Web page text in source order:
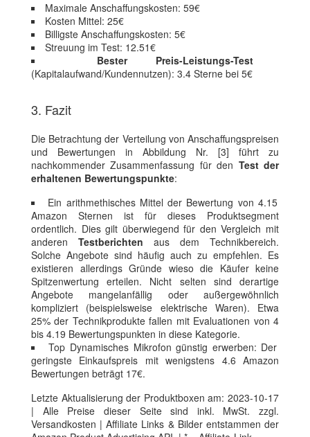
Maximale Anschaffungskosten: 59€
Kosten Mittel: 25€
Billigste Anschaffungskosten: 5€
Streuung im Test: 12.51€
Bester Preis-Leistungs-Test
(Kapitalaufwand/Kundennutzen): 3.4 Sterne bei 5€
3. Fazit
Die Betrachtung der Verteilung von Anschaffungspreisen
und Bewertungen in Abbildung Nr. [3] führt zu
nachkommender Zusammenfassung für den Test der
erhaltenen Bewertungspunkte:
Ein arithmethisches Mittel der Bewertung von 4.15
Amazon Sternen ist für dieses Produktsegment
ordentlich. Dies gilt überwiegend für den Vergleich mit
anderen Testberichten aus dem Technikbereich.
Solche Angebote sind häufig auch zu empfehlen. Es
existieren allerdings Gründe wieso die Käufer keine
Spitzenwertung erteilen. Nicht selten sind derartige
Angebote mangelanfällig oder außergewöhnlich
kompliziert (beispielsweise elektrische Waren). Etwa
25% der Technikprodukte fallen mit Evaluationen von 4
bis 4.19 Bewertungspunkten in diese Kategorie.
Top Dynamisches Mikrofon günstig erwerben: Der
geringste Einkaufspreis mit wenigstens 4.6 Amazon
Bewertungen beträgt 17€.
Letzte Aktualisierung der Produktboxen am: 2023-10-17
| Alle Preise dieser Seite sind inkl. MwSt. zzgl.
Versandkosten | Affiliate Links & Bilder entstammen der